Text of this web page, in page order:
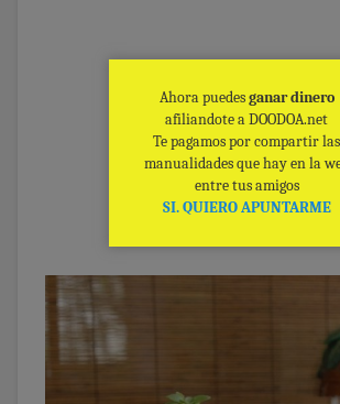
Ahora puedesganar dinero
afiliandote a DOODOA.net
Te pagamos por compartir las
manualidades que hay en la
entre tus amigos
SI. QUIERO APUNTARME